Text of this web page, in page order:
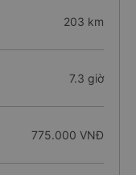
203 km
7.3 giờ
775.000 VNĐ